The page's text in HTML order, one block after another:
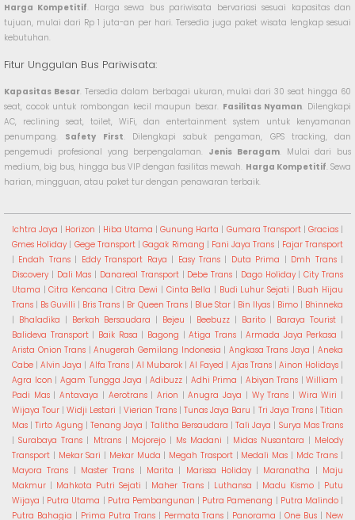
Harga Kompetitif. Harga sewa bus pariwisata bervariasi sesuai kapasitas dan
tujuan, mulai dari Rp 1 juta-an per hari. Tersedia juga paket wisata lengkap sesuai
kebutuhan.
Fitur Unggulan Bus Pariwisata:
Kapasitas Besar. Tersedia dalam berbagai ukuran, mulai dari 30 seat hingga 60
seat, cocok untuk rombongan kecil maupun besar. Fasilitas Nyaman. Dilengkapi
AC, reclining seat, toilet, WiFi, dan entertainment system untuk kenyamanan
penumpang. Safety First. Dilengkapi sabuk pengaman, GPS tracking, dan
pengemudi profesional yang berpengalaman. Jenis Beragam. Mulai dari bus
medium, big bus, hingga bus VIP dengan fasilitas mewah. Harga Kompetitif. Sewa
harian, mingguan, atau paket tur dengan penawaran terbaik.
Ichtra Jaya | Horizon | Hiba Utama |Gunung Harta | Gumara Transport| Gracias|
Gmes Holiday | Gege Transport|Gagak Rimang | Fani Jaya Trans | Fajar Transport
| Endah Trans| Eddy Transport Raya | Easy Trans| Duta Prima | Dmh Trans|
Discovery | Dali Mas | Danareal Transport| Debe Trans | Dago Holiday|City Trans
Utama |Citra Kencana |Citra Dewi | Cinta Bella | Budi Luhur Sejati | Buah Hijau
Trans | Bs Guvilli | Bris Trans | Br Queen Trans| Blue Star| Bin Ilyas| Bimo | Bhinneka
| Bhaladika | Berkah Bersaudara | Bejeu | Beebuzz| Barito| Baraya Tourist |
Balideva Transport| Baik Rasa | Bagong |Atiga Trans|Armada Jaya Perkasa |
Arista Onion Trans |Anugerah Gemilang Indonesia | Angkasa Trans Jaya |Aneka
Cabe |Alvin Jaya | Alfa Trans| Al Mubarok|Al Fayed | Ajas Trans| Ainon Holidays|
Agra Icon | Agam Tungga Jaya |Adibuzz | Adhi Prima | Abiyan Trans |William |
Padi Mas|Antavaya | Aerotrans| Arion |Anugra Jaya | Wy Trans | Wira Wiri |
Wijaya Tour |Widji Lestari | Vierian Trans|Tunas Jaya Baru | Tri Jaya Trans|Titian
Mas |Tirto Agung | Tenang Jaya | Talitha Bersaudara |Tali Jaya | Surya Mas Trans
|Surabaya Trans | Mtrans| Mojorejo| Ms Madani | Midas Nusantara | Melody
Transport | Mekar Sari | Mekar Muda | Megah Trasport| Medali Mas | Mdc Trans |
Mayora Trans | Master Trans | Marita | Marissa Holiday| Maranatha | Maju
Makmur | Mahkota Putri Sejati | Maher Trans| Luthansa | Madu Kismo| Putu
Wijaya | Putra Utama | Putra Pembangunan | Putra Pamenang | Putra Malindo|
Putra Bahagia | Prima Putra Trans| Permata Trans | Panorama |One Bus | New